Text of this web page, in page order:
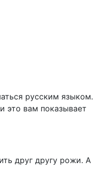
русским языком.
это вам показывает
друг другу рожи. А